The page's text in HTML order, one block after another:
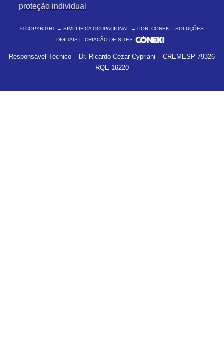
proteção individual
© COPYRIGHT → SIMPLIFICA OCUPACIONAL → POR: CONEKI - SOLUÇÕES
DIGITAIS |
CRIAÇÃO DE SITES
Responsável Técnico – Dr. Ricardo Cezar Cypriani – CREMESP 79326
RQE 16220